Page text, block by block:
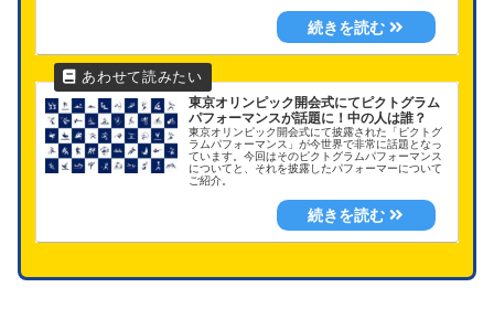
東京オリンピック開会式にてピクトグラム
パフォーマンスが話題に！中の人は誰？
東京オリンピック開会式にて披露された「ピクトグ
ラムパフォーマンス」が今世界で非常に話題となっ
ています。今回はそのピクトグラムパフォーマンス
についてと、それを披露したパフォーマーについて
ご紹介。